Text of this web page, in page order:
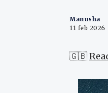
Manusha
11 feb 2026
🇬🇧